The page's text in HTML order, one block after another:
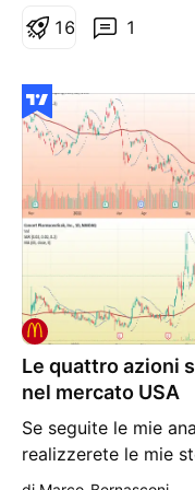
su oro EURUSD
1
1 6
Le quattro azioni
nel mercato USA
Se seguite le mie
realizzerete le mie
entrerò se verrà